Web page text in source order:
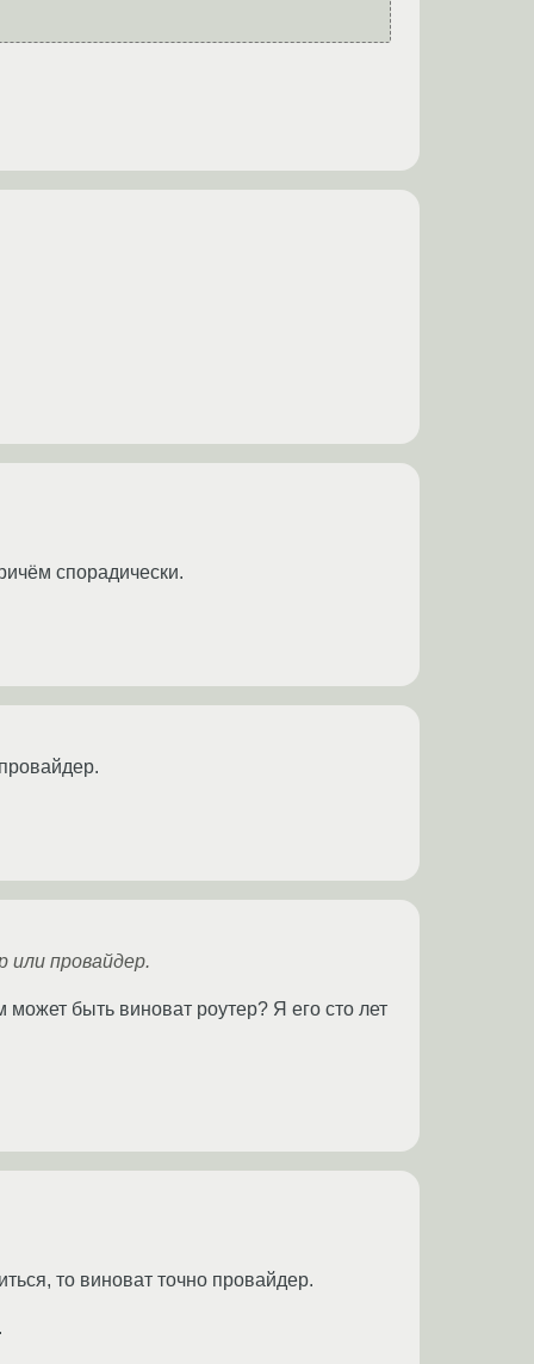
спорадически.
или провайдер.
быть виноват роутер? Я его сто лет
то виноват точно провайдер.